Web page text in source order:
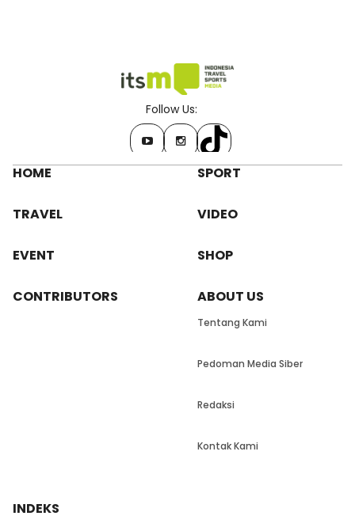
Follow Us:
HOME SPORT
TRAVEL VIDEO
EVENT SHOP
CONTRIBUTORS ABOUT US
Tentang Kami
Pedoman Media Siber
Redaksi
Kontak Kami
INDEKS